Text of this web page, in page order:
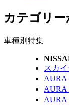
カテゴリ
車種別特集
スカ
AURA
AURA
AURA